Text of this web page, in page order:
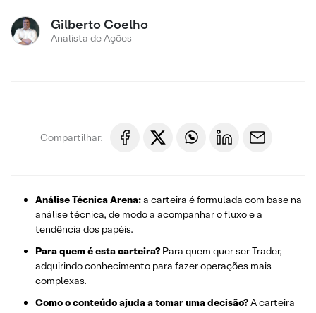
Gilberto Coelho
Analista de Ações
Compartilhar:
Análise Técnica Arena:a carteira é formulada com base na
análise técnica, de modo a acompanhar o fluxo e a
tendência dos papéis.
Para quem é esta carteira? Para quem quer ser Trader,
adquirindo conhecimento para fazer operações mais
complexas.
Como o conteúdo ajuda a tomar uma decisão?A carteira